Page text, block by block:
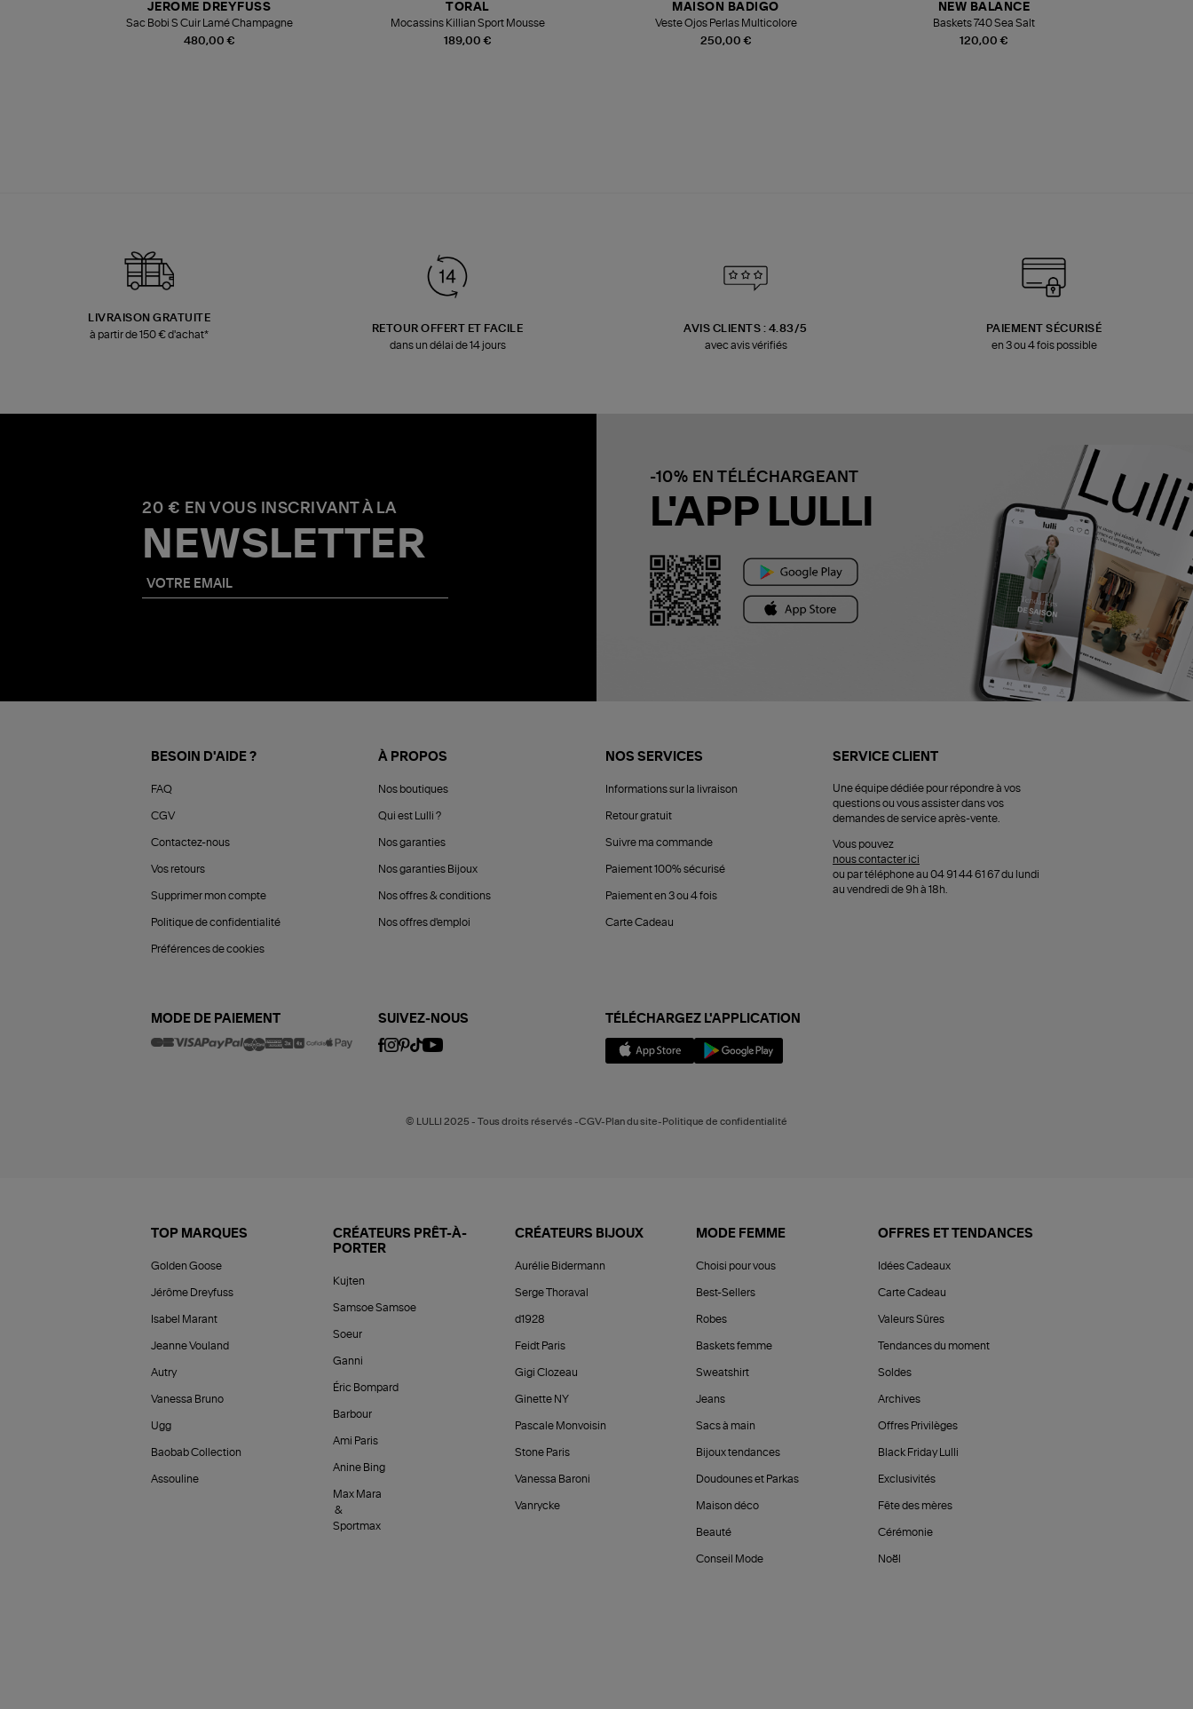
480,00 €
JEROME DREYFUSS
Sac Bobi S Cuir Lamé Champagne
189,00 €
TORAL
Mocassins Killian Sport Mousse
250,00 €
MAISON BADIGO
Veste Ojos Perlas Multicolore
120,00 €
NEW BALANCE
Baskets 740 Sea Salt
LIVRAISON GRATUITE
à partir de 150 € d'achat*
RETOUR OFFERT ET FACILE
dans un délai de 14 jours
AVIS CLIENTS : 4.83/5
avec avis vérifiés
PAIEMENT SÉCURISÉ
en 3 ou 4 fois possible
20 € EN VOUS INSCRIVANT À LA
NEWSLETTER
-10% EN TÉLÉCHARGEANT
L'APP LULLI
BESOIN D'AIDE ?
FAQ
CGV
Contactez-nous
Vos retours
Supprimer mon compte
Politique de confidentialité
Préférences de cookies
À PROPOS
Nos boutiques
Qui est Lulli ?
Nos garanties
Nos garanties Bijoux
Nos offres & conditions
Nos offres d'emploi
NOS SERVICES
Informations sur la livraison
Retour gratuit
Suivre ma commande
Paiement 100% sécurisé
Paiement en 3 ou 4 fois
Carte Cadeau
SERVICE CLIENT
Une équipe dédiée pour répondre à vos
questions ou vous assister dans vos
demandes de service après-vente.
Vous pouvez
nous contacter ici
ou par téléphone au 04 91 44 61 67 du lundi
au vendredi de 9h à 18h.
MODE DE PAIEMENT SUIVEZ-NOUS TÉLÉCHARGEZ L'APPLICATION
© LULLI 2025 - Tous droits réservés -CGV-Plan du site-Politique de confidentialité
TOP MARQUES
Golden Goose
Jérôme Dreyfuss
Isabel Marant
Jeanne Vouland
Autry
Vanessa Bruno
Ugg
Baobab Collection
Assouline
CRÉATEURS PRÊT-À-
PORTER
Kujten
Samsoe Samsoe
Soeur
Ganni
Éric Bompard
Barbour
Ami Paris
Anine Bing
Max Mara
&
Sportmax
CRÉATEURS BIJOUX
Aurélie Bidermann
Serge Thoraval
d1928
Feidt Paris
Gigi Clozeau
Ginette NY
Pascale Monvoisin
Stone Paris
Vanessa Baroni
Vanrycke
MODE FEMME
Choisi pour vous
Best-Sellers
Robes
Baskets femme
Sweatshirt
Jeans
Sacs à main
Bijoux tendances
Doudounes et Parkas
Maison déco
Beauté
Conseil Mode
OFFRES ET TENDANCES
Idées Cadeaux
Carte Cadeau
Valeurs Sûres
Tendances du moment
Soldes
Archives
Offres Privilèges
Black Friday Lulli
Exclusivités
Fête des mères
Cérémonie
Noël